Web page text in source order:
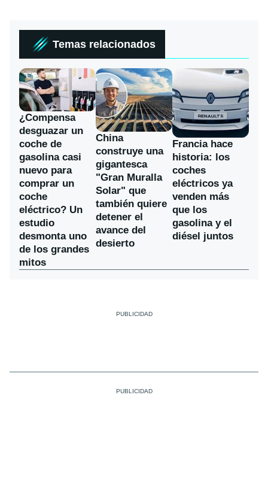
Temas relacionados
¿Compensa
desguazar un
coche de
gasolina casi
nuevo para
comprar un
coche
eléctrico? Un
estudio
desmonta uno
de los grandes
mitos
China
construye una
gigantesca
"Gran Muralla
Solar" que
también quiere
detener el
avance del
desierto
Francia hace
historia: los
coches
eléctricos ya
venden más
que los
gasolina y el
diésel juntos